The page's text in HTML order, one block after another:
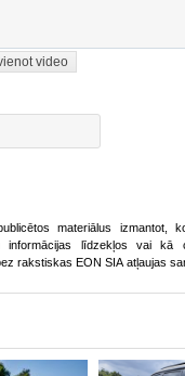
video
materiālus izmantot,
informācijas līdzekļos vai kā
rakstiskas EON SIA atļaujas